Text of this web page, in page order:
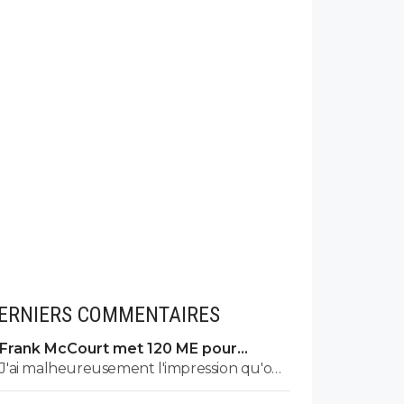
COMMENTAIRES
Frank McCourt met 120 ME pour
sauver l’OM !
J'ai malheureusement l'impression qu'on
ne peut plus aujourd'hui espérer mieux